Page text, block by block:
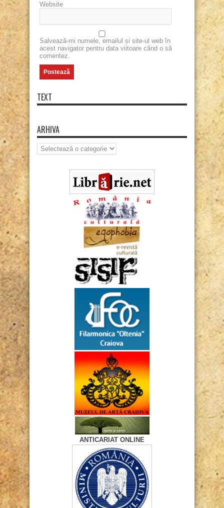
Website
Salvează-mi numele, emailul și site-ul web în
acest navigator pentru data viitoare când o să
comentez.
TEXT
ARHIVA
Arhiva
ANTICARIAT ONLINE